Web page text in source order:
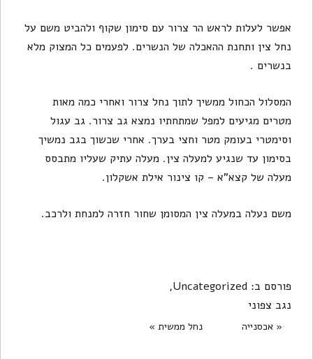
אפשר לעלות לראש הר צרור עם סימון שקוף ולהביט משם על
נחל צין ותחנת ההאכלה של הנשרים. לפעמים כל המצוק מלא
בנשרים .
המסלול הכחול ממשיך לתוך נחל צרור ואחרי כמה מאות
מטרים מגיעים למפל שמתחתיו נמצא גב צרור. גב עגול
וסימטרי בעומק מטר וחצי בערך. אחרי שכשוך בגב נמשיך
בסימון עד שנגיע למעלה צין. מעלה עתיק שעליו מתבסס
מעלה של קצא"א – קו צינור אילת אשקלון.
משם נעלה במעלה צין המסומן שחור חזרה למנחת ולרכב.
פורסם ב: Uncategorized
,
נגב צפוני
« אכסנייה נחל ממשית »